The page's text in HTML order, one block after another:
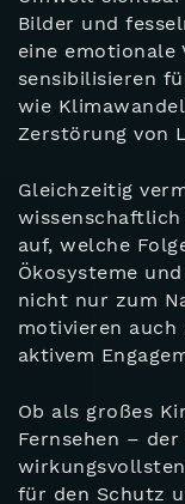
Bilder und
eine emotionale
sensibilisieren
wie
Zerstörung von
Gleichzeitig
auf, welche
Ökosysteme
nicht nur zum
motivieren auch
aktivem
Ob als großes
Fernsehen –
für den Schutz